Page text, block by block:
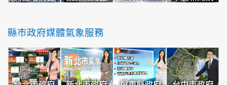
縣市政府媒體氣象服務